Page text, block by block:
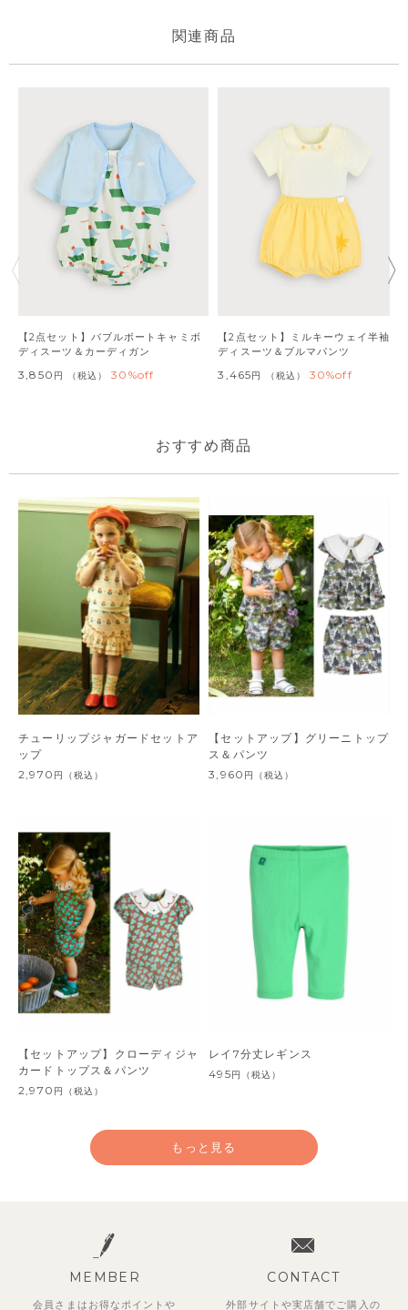
【2点セット】バブルボートキャミボ
ディスーツ＆カーディガン
3,850 税込 30%off
【2点セット】ミルキーウェイ半袖ボ
ディスーツ＆ブルマパンツ
3,465 税込 30%off
おすすめ商品
チューリップジャガードセットア
ップ
2,970 円 （税込）
【セットアップ】グリーニトップ
ス＆パンツ
3,960 円 （税込）
【セットアップ】クローディジャ
カードトップス＆パンツ
2,970 円 （税込）
レイ7分丈レギンス
495円 （税込）
もっと見る
MEMBER
会員さまはお得なポイントや
CONTACT
外部サイトや実店舗でご購入の